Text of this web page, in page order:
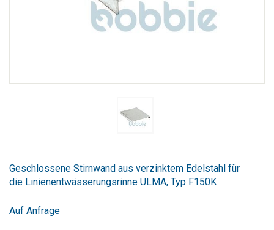
der
Bildergalerie
Geschlossene Stirnwand aus verzinktem Edelstahl für
die Linienentwässerungsrinne ULMA, Typ F150K
Auf Anfrage